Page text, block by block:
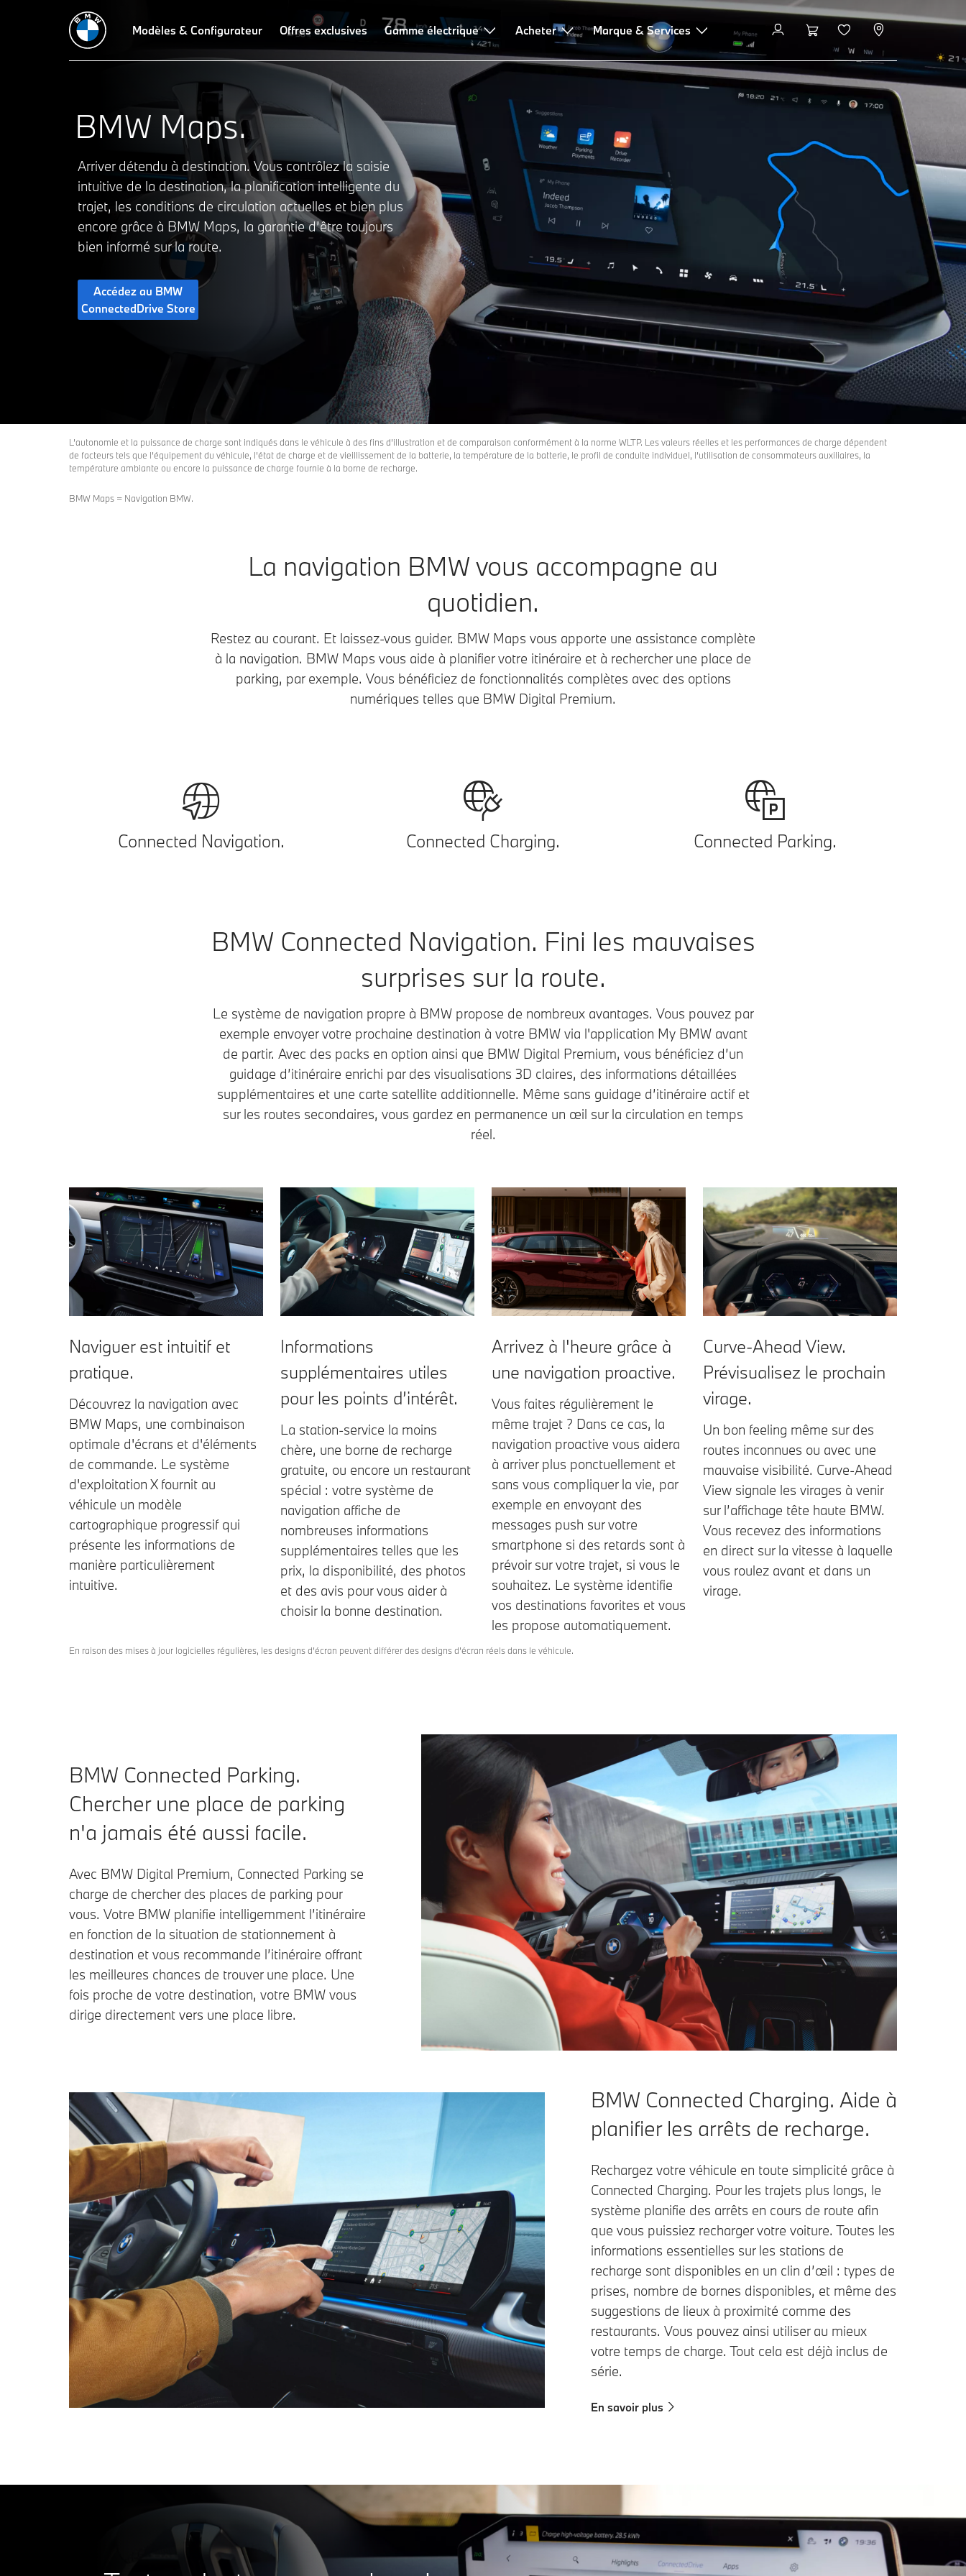
Modèles & Configurateur Offres exclusives Gamme électrique Acheter Marque & Services
BMW Maps.
Arriver détendu à destination. Vous contrôlez la saisie
intuitive de la destination, la planification intelligente du
trajet, les conditions de circulation actuelles et bien plus
encore grâce à BMW Maps, la garantie d’être toujours
bien informé sur la route.
Accédez au BMW
ConnectedDrive Store
L’autonomie et la puissance de charge sont indiqués dans le véhicule à des fins d’illustration et de comparaison conformément à la norme WLTP. Les valeurs réelles et les performances de charge dépendent
de facteurs tels que l’équipement du véhicule, l’état de charge et de vieillissement de la batterie, la température de la batterie, le profil de conduite individuel, l’utilisation de consommateurs auxiliaires, la
température ambiante ou encore la puissance de charge fournie à la borne de recharge.
BMW Maps = Navigation BMW.
La navigation BMW vous accompagne au
quotidien.
Restez au courant. Et laissez-vous guider. BMW Maps vous apporte une assistance complète
à la navigation. BMW Maps vous aide à planifier votre itinéraire et à rechercher une place de
parking, par exemple. Vous bénéficiez de fonctionnalités complètes avec des options
numériques telles que BMW Digital Premium.
Connected Navigation. Connected Charging. Connected Parking.
BMW Connected Navigation. Fini les mauvaises
surprises sur la route.
Le système de navigation propre à BMW propose de nombreux avantages. Vous pouvez par
exemple envoyer votre prochaine destination à votre BMW via l'application My BMW avant
de partir. Avec des packs en option ainsi que BMW Digital Premium, vous bénéficiez d’un
guidage d’itinéraire enrichi par des visualisations 3D claires, des informations détaillées
supplémentaires et une carte satellite additionnelle. Même sans guidage d’itinéraire actif et
sur les routes secondaires, vous gardez en permanence un œil sur la circulation en temps
réel.
Naviguer est intuitif et
pratique.
Découvrez la navigation avec
BMW Maps, une combinaison
optimale d'écrans et d'éléments
de commande. Le système
d'exploitation X fournit au
véhicule un modèle
cartographique progressif qui
présente les informations de
manière particulièrement
intuitive.
Informations
supplémentaires utiles
pour les points d’intérêt.
La station-service la moins
chère, une borne de recharge
gratuite, ou encore un restaurant
spécial : votre système de
navigation affiche de
nombreuses informations
supplémentaires telles que les
prix, la disponibilité, des photos
et des avis pour vous aider à
choisir la bonne destination.
Arrivez à l'heure grâce à
une navigation proactive.
Vous faites régulièrement le
même trajet ? Dans ce cas, la
navigation proactive vous aidera
à arriver plus ponctuellement et
sans vous compliquer la vie, par
exemple en envoyant des
messages push sur votre
smartphone si des retards sont à
prévoir sur votre trajet, si vous le
souhaitez. Le système identifie
vos destinations favorites et vous
les propose automatiquement.
Curve-Ahead View.
Prévisualisez le prochain
virage.
Un bon feeling même sur des
routes inconnues ou avec une
mauvaise visibilité. Curve-Ahead
View signale les virages à venir
sur l’affichage tête haute BMW.
Vous recevez des informations
en direct sur la vitesse à laquelle
vous roulez avant et dans un
virage.
En raison des mises à jour logicielles régulières, les designs d’écran peuvent différer des designs d’écran réels dans le véhicule.
BMW Connected Parking.
Chercher une place de parking
n'a jamais été aussi facile.
Avec BMW Digital Premium, Connected Parking se
charge de chercher des places de parking pour
vous. Votre BMW planifie intelligemment l’itinéraire
en fonction de la situation de stationnement à
destination et vous recommande l’itinéraire offrant
les meilleures chances de trouver une place. Une
fois proche de votre destination, votre BMW vous
dirige directement vers une place libre.
BMW Connected Charging. Aide à
planifier les arrêts de recharge.
Rechargez votre véhicule en toute simplicité grâce à
Connected Charging. Pour les trajets plus longs, le
système planifie des arrêts en cours de route afin
que vous puissiez recharger votre voiture. Toutes les
informations essentielles sur les stations de
recharge sont disponibles en un clin d’œil : types de
prises, nombre de bornes disponibles, et même des
suggestions de lieux à proximité comme des
restaurants. Vous pouvez ainsi utiliser au mieux
votre temps de charge. Tout cela est déjà inclus de
série.
En savoir plus